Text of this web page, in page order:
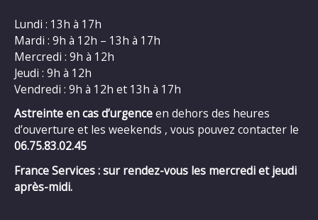
Lundi : 13h à 17h
Mardi : 9h à 12h – 13h à 17h
Mercredi : 9h à 12h
Jeudi : 9h à 12h
Vendredi : 9h à 12h et 13h à 17h
Astreinte en cas d’urgenceen dehors des heures
d’ouverture et les weekends , vous pouvez contacter le
06.75.83.02.45
France Services : sur rendez-vous les mercredi et jeudi
après-midi.